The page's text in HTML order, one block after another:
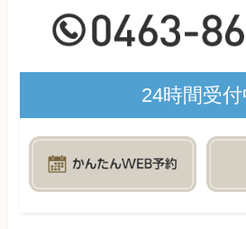
24時間受付